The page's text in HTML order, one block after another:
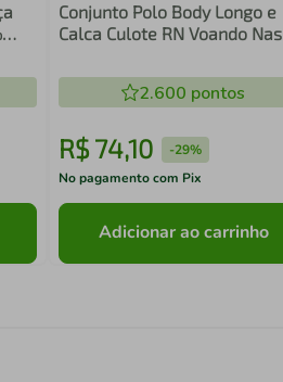
Conjunto Polo Body Longo e
Calca Culote RN Voando Nas
2.600 pontos
R$ 74,10 -29%
No pagamento com Pix
Adicionar ao carrinho